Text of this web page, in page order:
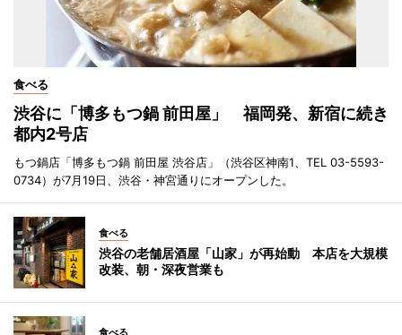
食べる
渋谷に「博多もつ鍋 前田屋」 福岡発、新宿に続き
都内2号店
もつ鍋店「博多もつ鍋 前田屋 渋谷店」（渋谷区神南1、TEL 03-5593-
0734）が7月19日、渋谷・神宮通りにオープンした。
食べる
渋谷の老舗居酒屋「山家」が再始動 本店を大規模
改装、朝・深夜営業も
食べる